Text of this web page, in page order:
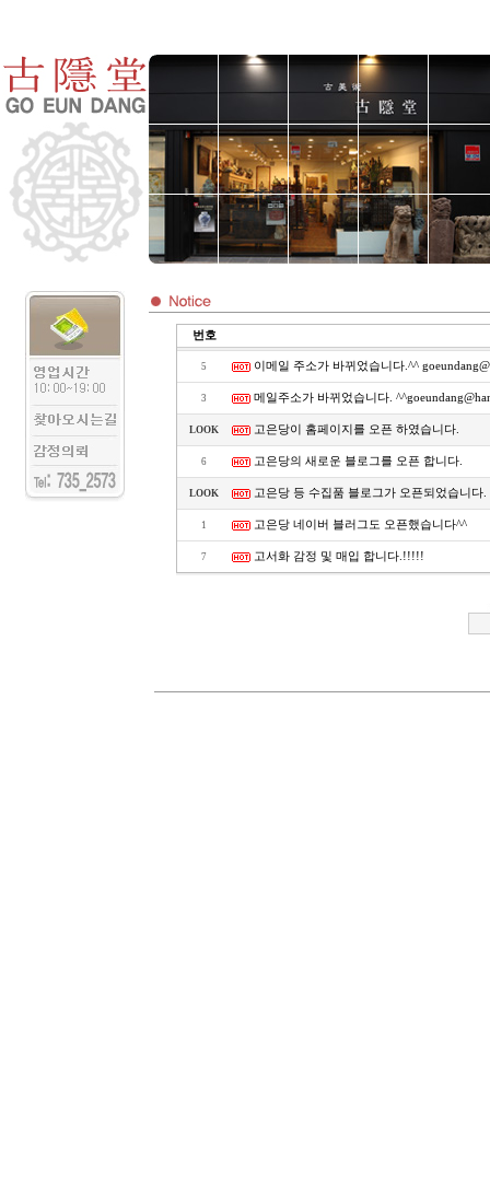
번호
5 이메일 주소가 바뀌었습니다.^^
3 메일주소가 바뀌었습니다.
LOOK 고은당이 홈페이지를 오픈 하였습니다.
6 고은당의 새로운 블로그를 오픈 합니다.
LOOK 고은당 등 수집품 블로그가 오픈되었습니다.
1 고은당 네이버 블러그도 오픈했습니다^^
7 고서화 감정 및 매입 합니다.!!!!!